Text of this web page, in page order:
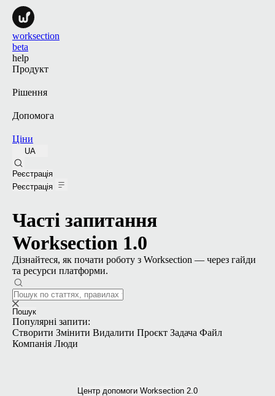
worksection
beta
help
Продукт
Рішення
Допомога
Ціни
UA
Реєстрація
Реєстрація
Часті запитання
Worksection 1.0
Дізнайтеся, як почати роботу з Worksection — через гайди
та ресурси платформи.
Пошук
Популярні запити:
Створити Змінити Видалити Проєкт Задача Файл
Компанія Люди
Центр допомоги Worksection 2.0